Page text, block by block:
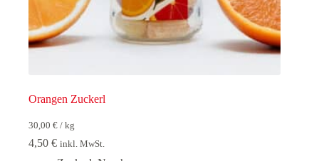
Orangen Zuckerl
30,00 € / kg
4,50 € inkl. MwSt.